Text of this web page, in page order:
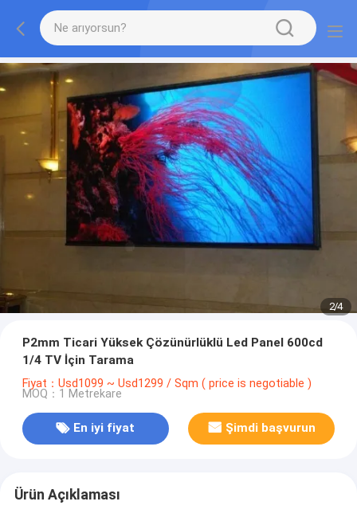
2/4
P2mm Ticari Yüksek Çözünürlüklü Led Panel 600cd
1/4 TV İçin Tarama
Fiyat：Usd1099 ~ Usd1299 / Sqm ( price is negotiable )
MOQ：1 Metrekare
En iyi fiyat Şimdi başvurun
Ürün Açıklaması